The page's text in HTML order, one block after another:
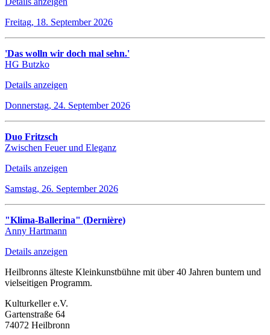
Freitag, 18. September 2026
'Das wolln wir doch mal sehn.'
HG Butzko
Details anzeigen
Donnerstag, 24. September 2026
Duo Fritzsch
Zwischen Feuer und Eleganz
Details anzeigen
Samstag, 26. September 2026
"Klima-Ballerina" (Dernière)
Anny Hartmann
Details anzeigen
Heilbronns älteste Kleinkunstbühne mit über 40 Jahren buntem und
vielseitigen Programm.
Kulturkeller e.V.
Gartenstraße 64
74072 Heilbronn